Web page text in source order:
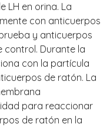
LH en orina. La
con anticuerpos
y anticuerpos
control. Durante la
con la partícula
de ratón. La
para reaccionar
de ratón en la